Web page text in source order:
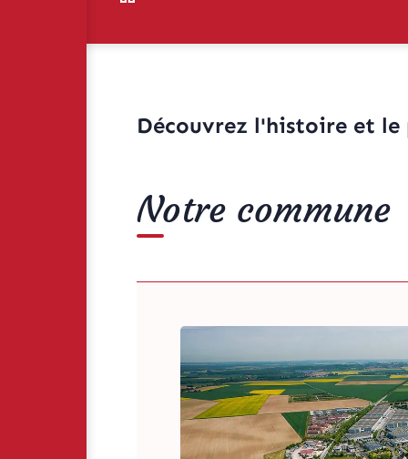
Découvrez l'histoire et
Notre commune